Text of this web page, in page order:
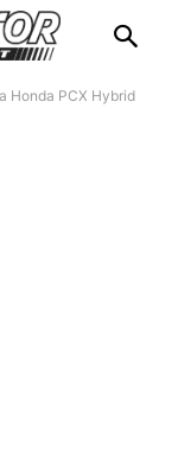
Honda PCX Hybrid